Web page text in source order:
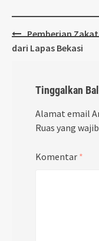
Post
navigation
Pemberian
dari Lapas Bekasi
Tinggalkan
Alamat email
Ruas yang
Komentar *